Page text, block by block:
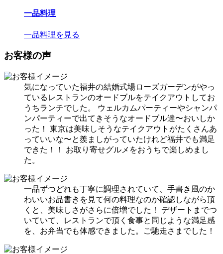
一品料理
一品料理を見る
お客様の声
気になっていた福井の結婚式場ローズガーデンがやっ
ているレストランのオードブルをテイクアウトしてお
うちランチでした。
ウェルカムパーティーやシャンパ
ンパーティーで出てきそうなオードブル達〜おいしか
った！ 東京は美味しそうなテイクアウトがたくさんあ
っていいな〜と羨ましがっていたけれど福井でも満足
できた！！ お取り寄せグルメをおうちで楽しめまし
た。
一品ずつどれも丁寧に調理されていて、手書き風のか
わいいお品書きを見て何の料理なのか確認しながら頂
くと、美味しさがさらに倍増でした！ デザートまでつ
いていて、レストランで頂く食事と同じような満足感
を、お弁当でも体感できました。ご馳走さまでした！